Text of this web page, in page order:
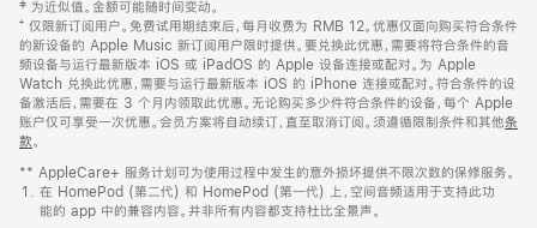
页
页
脚
注
‡ 为近似值。金额可能随时间变动。
⁺ 仅限新订阅用户。免费试用期结束后，每月收费为 RMB 12。优惠仅面向购买符合条件
的新设备的 Apple Music 新订阅用户限时提供。要兑换此优惠，需要将符合条件的音
频设备与运行最新版本 iOS 或 iPadOS 的 Apple 设备连接或配对。为 Apple
Watch 兑换此优惠，需要与运行最新版本 iOS 的 iPhone 连接或配对。符合条件的设
备激活后，需要在 3 个月内领取此优惠。无论购买多少件符合条件的设备，每个 Apple
账户仅可享受一次优惠。会员方案将自动续订，直至取消订阅。须遵循限制条件和其他条
款。
窗
口
中
** AppleCare+ 服务计划可为使用过程中发生的意外损坏提供不限次数的保修服务。
在 HomePod (第二代) 和 HomePod (第一代) 上，空间音频适用于支持此功
能的 app 中的兼容内容。并非所有内容都支持杜比全景声。